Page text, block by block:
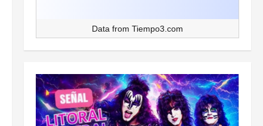
Data from Tiempo3.com